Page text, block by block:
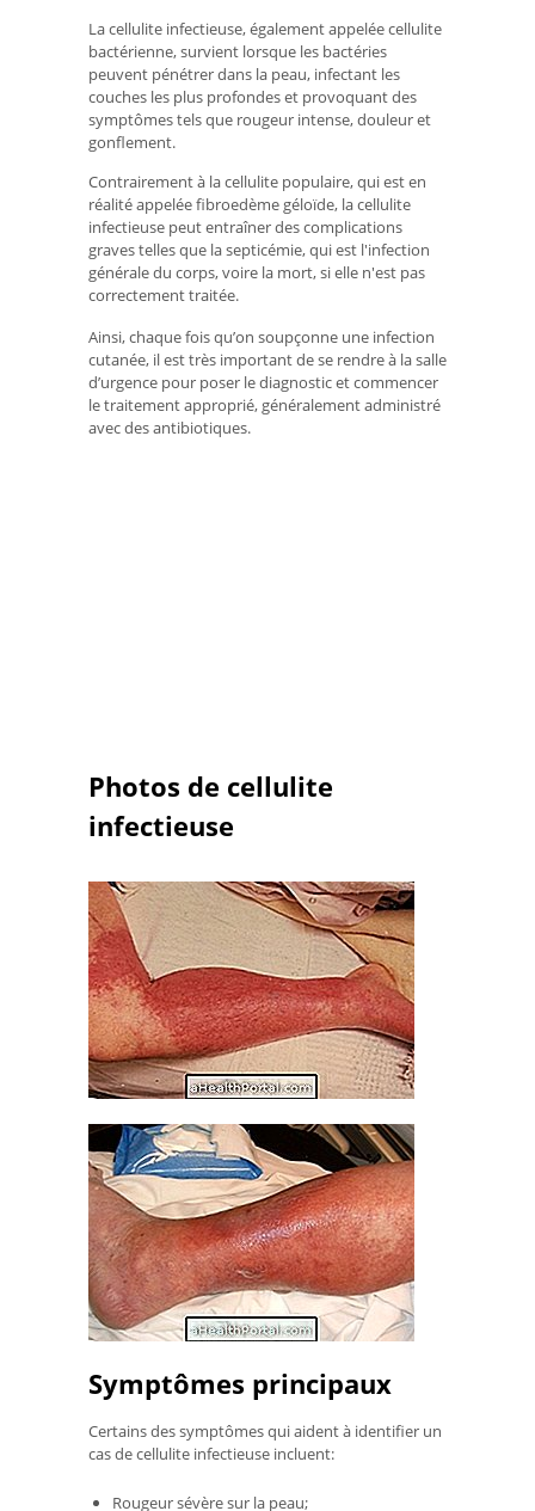
La cellulite infectieuse, également appelée cellulite
bactérienne, survient lorsque les bactéries
peuvent pénétrer dans la peau, infectant les
couches les plus profondes et provoquant des
symptômes tels que rougeur intense, douleur et
gonflement.
Contrairement à la cellulite populaire, qui est en
réalité appelée fibroedème géloïde, la cellulite
infectieuse peut entraîner des complications
graves telles que la septicémie, qui est l'infection
générale du corps, voire la mort, si elle n'est pas
correctement traitée.
Ainsi, chaque fois qu’on soupçonne une infection
cutanée, il est très important de se rendre à la salle
d’urgence pour poser le diagnostic et commencer
le traitement approprié, généralement administré
avec des antibiotiques.
Photos de cellulite
infectieuse
Symptômes principaux
Certains des symptômes qui aident à identifier un
cas de cellulite infectieuse incluent:
Rougeur sévère sur la peau;